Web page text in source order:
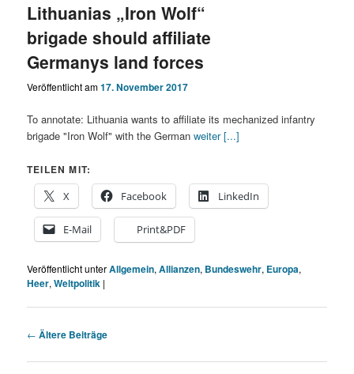
Lithuanias „Iron Wolf“
brigade should affiliate
Germanys land forces
Veröffentlicht am17. November 2017
To annotate: Lithuania wants to affiliate its mechanized infantry
brigade "Iron Wolf" with the Germanweiter [...]
TEILEN MIT:
X
Facebook LinkedIn
E-Mail Print&PDF
Veröffentlicht unterAllgemein,Allianzen, Bundeswehr, Europa,
Heer,Weltpolitik |
Beitragsnavigation
← Ältere Beiträge